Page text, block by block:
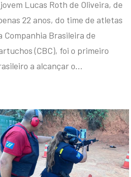
jovem Lucas Roth de Oliveira, de
22 anos, do time de atletas
Companhia Brasileira de
(CBC), foi o primeiro
a alcançar o…